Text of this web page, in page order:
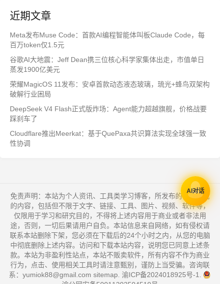
近期文章
Meta发布Muse Code：首款AI编程智能体叫板Claude Code，每
百万token仅1.5元
谷歌AI大地震：Jeff Dean携三位核心科学家集体出走，市值单日
蒸发1900亿美元
荣耀MagicOS 11发布：安卓首款动态液态玻璃，琉光+蜂鸟双架构
破解行业困局
DeepSeek V4 Flash正式版炸场：Agent能力超越旗舰，价格战要
踩刹车了
Cloudflare推出Meerkat：基于QuePaxa共识算法实现全球强一致
性协调
免责声明：本站为个人资讯、工具类学习博客，所发布的一切形式
的内容，包括但不限于文字、链接、工具、图片、视频、软件等，
仅限用于学习和研究目的，不得将上述内容用于商业或者非法用
途，否则，一切后果请用户自负。本站信息来自网络，如有侵权请
联系本站删除下架，您必须在下载后的24个小时之内，从您的电脑
中彻底删除上述内容。访问和下载本站内容，说明您已同意上述条
款。本站为非盈利性站点，本站不贩卖软件，所有内容不作为商业
行为，点击、使用相关工具时请注意甄别，谨防上当受骗。咨询联
系：yumiok88@gmail.com sitemap 渝ICP备2024018925号-1
AI对话